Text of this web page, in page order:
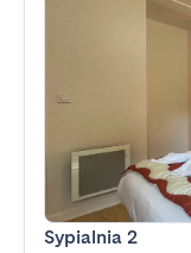
Sypialnia 2